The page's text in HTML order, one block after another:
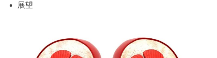
展望